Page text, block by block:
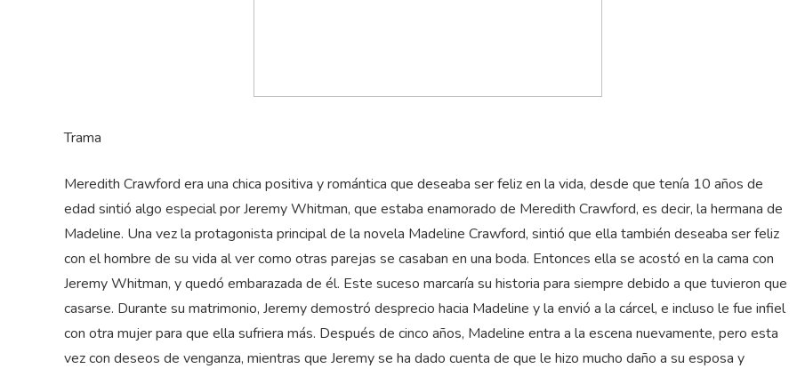
Trama
Meredith Crawford era una chica positiva y romántica que deseaba ser feliz en la vida, desde que tenía 10 años de
edad sintió algo especial por Jeremy Whitman, que estaba enamorado de Meredith Crawford, es decir, la hermana de
Madeline. Una vez la protagonista principal de la novela Madeline Crawford, sintió que ella también deseaba ser feliz
con el hombre de su vida al ver como otras parejas se casaban en una boda. Entonces ella se acostó en la cama con
Jeremy Whitman, y quedó embarazada de él. Este suceso marcaría su historia para siempre debido a que tuvieron que
casarse. Durante su matrimonio, Jeremy demostró desprecio hacia Madeline y la envió a la cárcel, e incluso le fue infiel
con otra mujer para que ella sufriera más. Después de cinco años, Madeline entra a la escena nuevamente, pero esta
vez con deseos de venganza, mientras que Jeremy se ha dado cuenta de que le hizo mucho daño a su esposa y